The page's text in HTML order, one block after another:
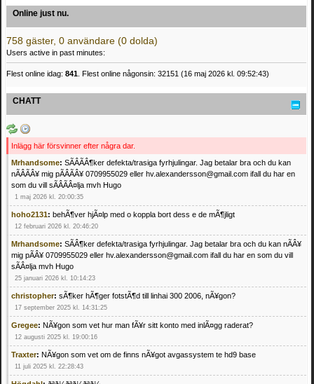
Online just nu.
758 gäster, 0 användare (0 dolda)
Users active in past minutes:
Flest online idag: 841 . Flest online någonsin: 32151 (16 maj 2026 kl. 09:52:43)
CHATT
Inlägg här försvinner efter några dar.
Mrhandsome: SÃÂÃÂ¶ker defekta/trasiga fyrhjulingar. Jag betalar bra och du kan
nÃÂÃÂ¥ mig pÃÂÃÂ¥ 0709955029 eller hv.alexandersson@gmail.com ifall du har en
som du vill sÃÂÃÂ¤lja mvh Hugo
1 maj 2026 kl. 20:00:35
hoho2131: behÃ¶ver hjÃ¤lp med o koppla bort dess e de mÃ¶jligt
12 februari 2026 kl. 20:46:20
Mrhandsome: SÃÂ¶ker defekta/trasiga fyrhjulingar. Jag betalar bra och du kan nÃÂ¥
mig pÃÂ¥ 0709955029 eller hv.alexandersson@gmail.com ifall du har en som du vill
sÃÂ¤lja mvh Hugo
25 januari 2026 kl. 10:14:23
christopher: sÃ¶ker hÃ¶ger fotstÃ¶d till linhai 300 2006, nÃ¥gon?
17 september 2025 kl. 14:31:25
Gregee: NÃ¥gon som vet hur man fÃ¥r sitt konto med inlÃ¤gg raderat?
12 augusti 2025 kl. 19:00:16
Traxter: NÃ¥gon som vet om de finns nÃ¥got avgassystem te hd9 base
11 juli 2025 kl. 22:28:43